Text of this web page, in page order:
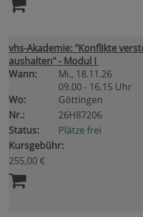
vhs-Akademie: "Konflikte
aushalten" - Modul I
Wann:
Mi., 18.11.26
09.00 - 16.15 Uhr
Wo:
Göttingen
Nr.:
26H87206
Status:
Plätze frei
Kursgebühr:
255,00 €